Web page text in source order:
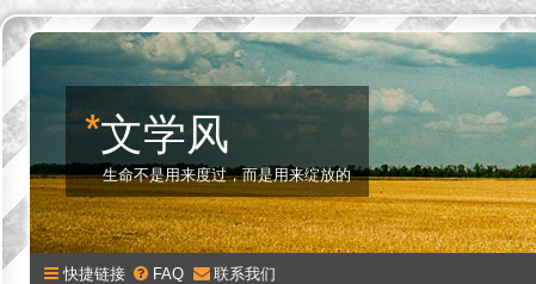
*文学风
生命不是用来度过，而是用来绽放的
快捷链接 FAQ 联系我们